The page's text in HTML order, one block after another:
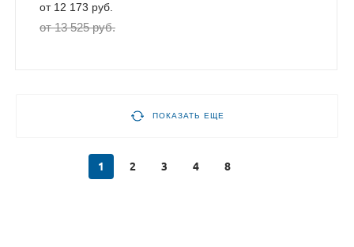
от 12 173 руб.
от 13 525 руб.
ПОКАЗАТЬ ЕЩЕ
1 2 3 4 8